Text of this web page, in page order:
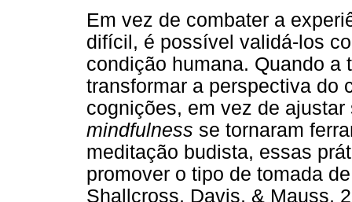
Em vez de combater a
difícil, é possível validá-los
condição humana. Quando a
transformar a perspectiva do
cognições, em vez de
mindfulness se tornaram
meditação budista, essas
promover o tipo de tomada
Shallcross, Davis, & Mauss,